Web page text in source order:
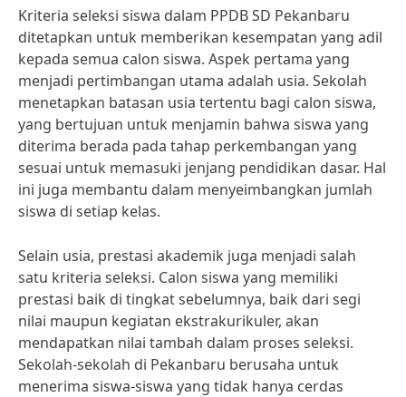
Kriteria seleksi siswa dalam PPDB SD Pekanbaru
ditetapkan untuk memberikan kesempatan yang adil
kepada semua calon siswa. Aspek pertama yang
menjadi pertimbangan utama adalah usia. Sekolah
menetapkan batasan usia tertentu bagi calon siswa,
yang bertujuan untuk menjamin bahwa siswa yang
diterima berada pada tahap perkembangan yang
sesuai untuk memasuki jenjang pendidikan dasar. Hal
ini juga membantu dalam menyeimbangkan jumlah
siswa di setiap kelas.
Selain usia, prestasi akademik juga menjadi salah
satu kriteria seleksi. Calon siswa yang memiliki
prestasi baik di tingkat sebelumnya, baik dari segi
nilai maupun kegiatan ekstrakurikuler, akan
mendapatkan nilai tambah dalam proses seleksi.
Sekolah-sekolah di Pekanbaru berusaha untuk
menerima siswa-siswa yang tidak hanya cerdas